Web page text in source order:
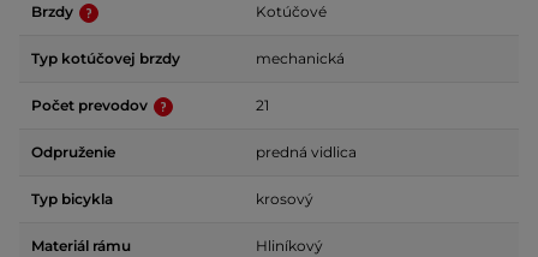
Brzdy Kotúčové
Typ kotúčovej brzdy mechanická
Počet prevodov 21
Odpruženie predná vidlica
Typ bicykla krosový
Materiál rámu Hliníkový